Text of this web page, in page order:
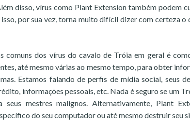
disso, vírus como Plant Extension também podem
por sua vez, torna muito difícil dizer com certeza o
comuns dos vírus do cavalo de Tróia em geral é
até mesmo várias ao mesmo tempo, para obter
Estamos falando de perfis de mídia social, seus
informações pessoais, etc. Nada é seguro se um
mestres malignos. Alternativamente, Plant
do seu computador ou até mesmo destruir seu